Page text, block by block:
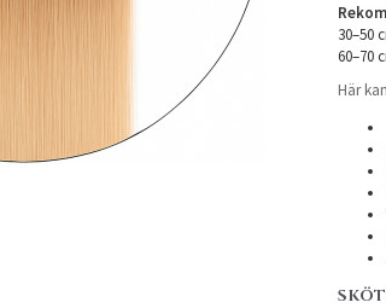
30–50
60–70
Här